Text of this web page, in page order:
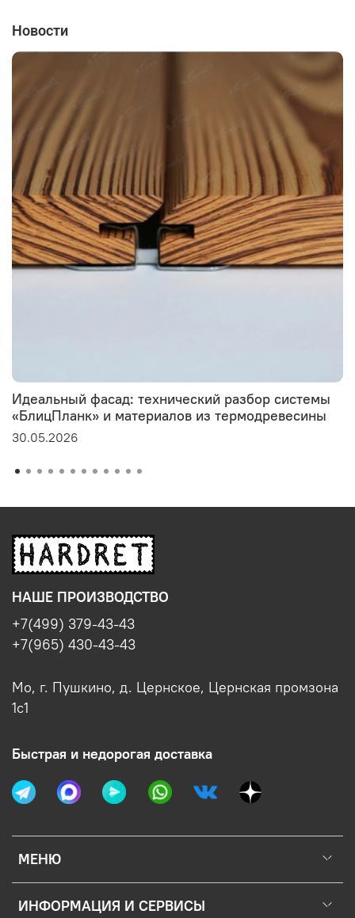
Новости
Идеальный фасад: технический разбор системы
«БлицПланк» и материалов из термодревесины
30.05.2026
МЕНЮ
ИНФОРМАЦИЯ И СЕРВИСЫ
НАШЕ ПРОИЗВОДСТВО
+7(499) 379-43-43
+7(965) 430-43-43
Мо, г. Пушкино, д. Цернское, Цернская промзона
1с1
Быстрая и недорогая доставка